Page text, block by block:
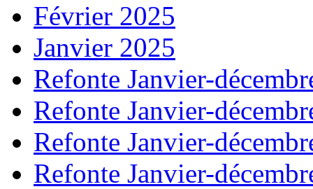
Février 2025
Janvier 2025
Refonte Janvier-
Refonte Janvier-
Refonte Janvier-
Refonte Janvier-